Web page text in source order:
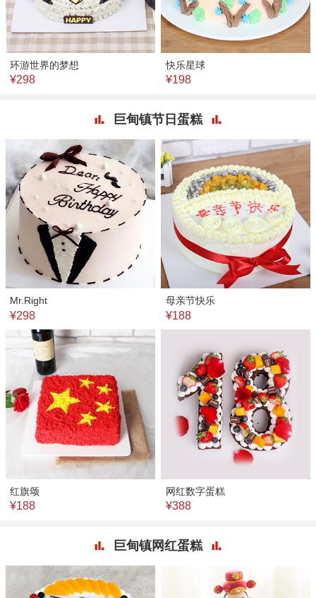
环游世界的梦想
¥298
快乐星球
¥198
巨甸镇节日蛋糕
Mr.Right
¥298
母亲节快乐
¥188
红旗颂
¥188
网红数字蛋糕
¥388
巨甸镇网红蛋糕